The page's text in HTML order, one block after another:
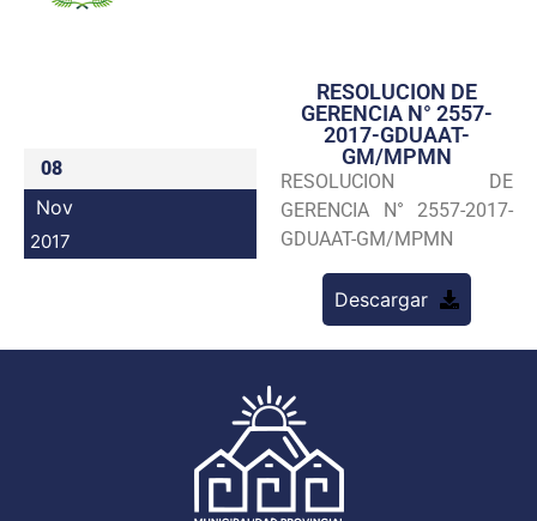
Transparencia
Seguridad
Programas
08
Nov
2017
RESOLUCION DE
GERENCIA N° 2557-
2017-GDUAAT-
GM/MPMN
RESOLUCION DE
GERENCIA N° 2557-2017-
GDUAAT-GM/MPMN
Descargar